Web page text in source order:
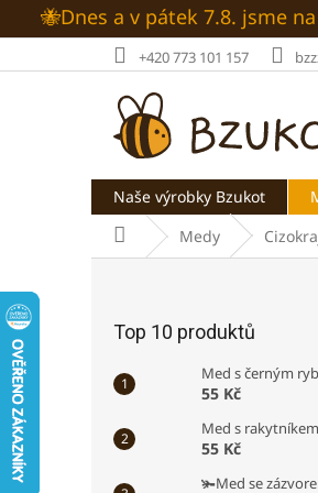
🐝Dnes a v pátek 7.8. jsme
+420 773 101 157
Naše výrobky Bzukot
Domů Medy
Top 10 produktů
Med s černým
55 Kč
Med s rakytníkem
55 Kč
🫚Med se